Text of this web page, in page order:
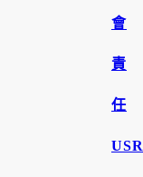
會
責
任
USR